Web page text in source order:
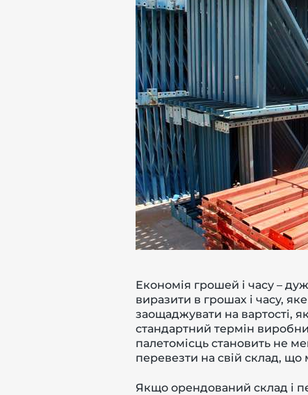
Економія грошей і часу –
виразити в грошах і часу,
заощаджувати на вартості,
стандартний термін
палетомісць становить не
перевезти на свій склад,
Якщо орендований склад і